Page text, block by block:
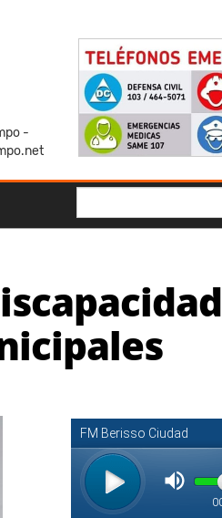
-